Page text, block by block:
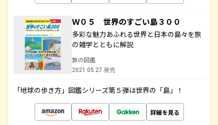
Ｗ０５ 世界のすごい島３００
多彩な魅力あふれる世界と日本の島々を旅
の雑学とともに解説
旅の図鑑
2021.05.27 発売
「地球の歩き方」図鑑シリーズ第５弾は世界の「島」！
詳細を見る